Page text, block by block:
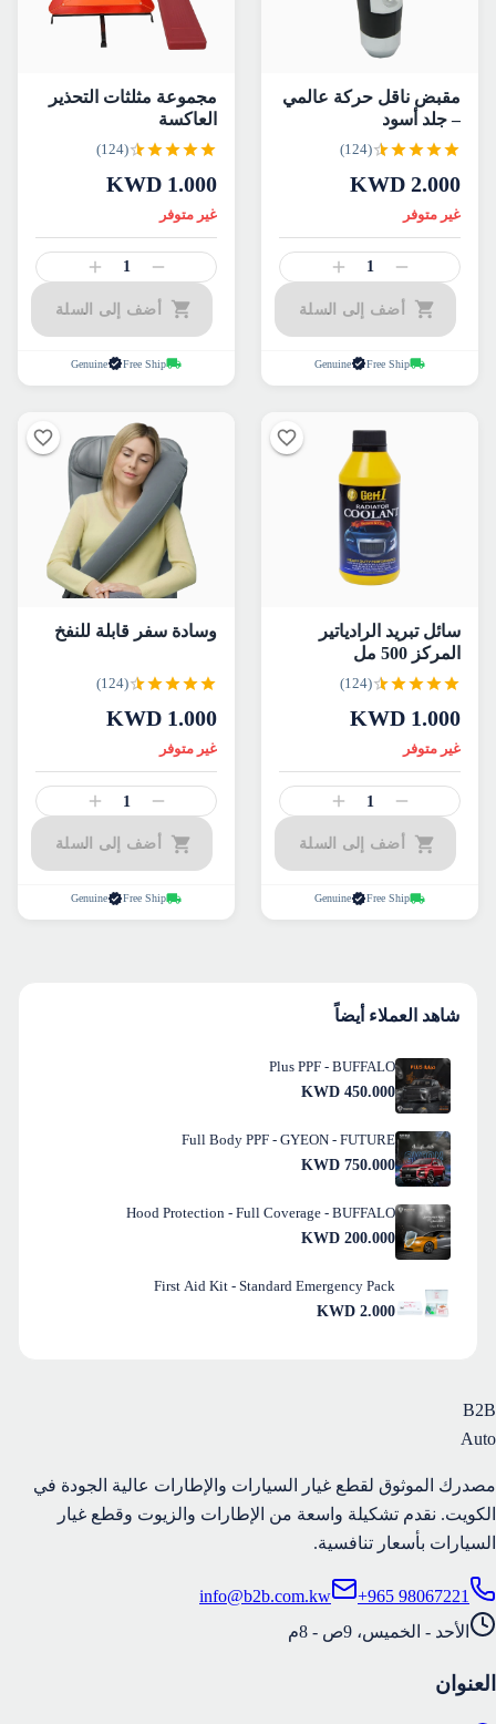
مقبض ناقل حركة عالمي
– جلد أسود
(124)
2.000
غير متوفر
1
أضف إلى السلة
Free Ship
Genuine
مجموعة مثلثات التحذير
العاكسة
(124)
1.000
غير متوفر
1
أضف إلى السلة
Free Ship
Genuine
سائل تبريد الرادياتير
المركز 500 مل
(124)
1.000
غير متوفر
1
أضف إلى السلة
Free Ship
Genuine
وسادة سفر قابلة للنفخ
(124)
1.000
غير متوفر
1
أضف إلى السلة
Free Ship
Genuine
شاهد العملاء أيضاً
Plus PPF - BUFFALO
450.000
Full Body PPF - GYEON - FUTURE
750.000
Hood Protection - Full Coverage - BUFFALO
200.000
First Aid Kit - Standard Emergency Pack
2.000
B2B
Auto
مصدرك الموثوق لقطع غيار السيارات والإطارات عالية الجودة في
الكويت. نقدم تشكيلة واسعة من الإطارات والزيوت وقطع غيار
السيارات بأسعار تنافسية.
+965 98067221
info@b2b.com.kw
الأحد - الخميس، 9ص - 8م
العنوان